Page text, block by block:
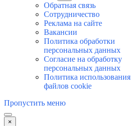
Обратная связь
Сотрудничество
Реклама на сайте
Вакансии
Политика обработки
персональных данных
Согласие на обработку
персональных данных
Политика использования
файлов cookie
Пропустить меню
×